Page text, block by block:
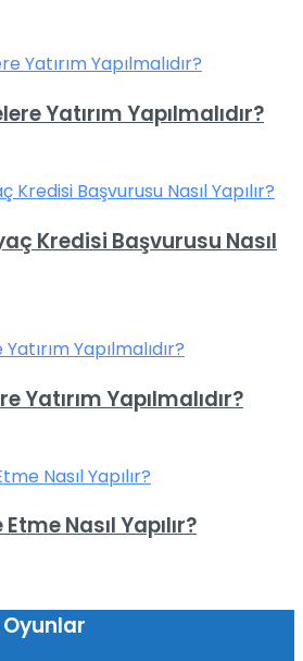
Yatırım Yapılmalıdır?
Kredisi Başvurusu Nasıl
Yatırım Yapılmalıdır?
Nasıl Yapılır?